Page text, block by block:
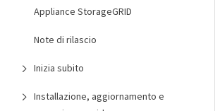
Appliance StorageGRID
Note di rilascio
Inizia subito
Installazione, aggiornamento e